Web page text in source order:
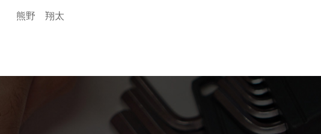
熊野 翔太